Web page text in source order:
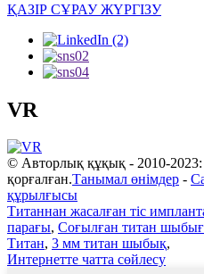
ҚАЗІР СҰРАУ ЖҮРГІЗУ
VR
© Авторлық құқық - 2010-
қорғалған.Танымал өнімдер -
құрылғысы
Титаннан жасалған тіс
парағы, Соғылған титан
Титан, 3 мм титан шыбық,
Интернетте чатта сөйлесу